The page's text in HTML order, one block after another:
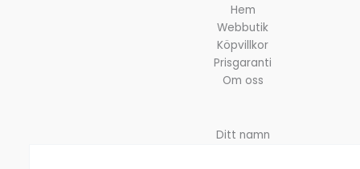
Hem
Webbutik
Köpvillkor
Prisgaranti
Om oss
Ditt namn